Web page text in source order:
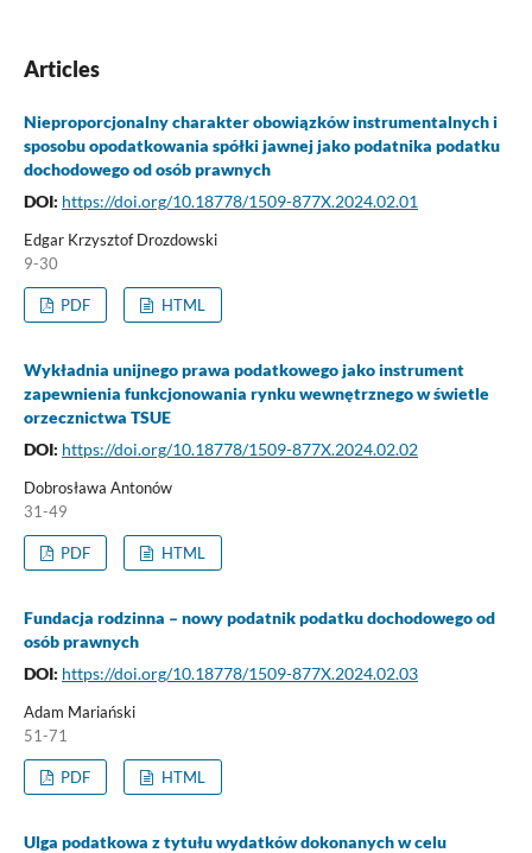
Articles
Nieproporcjonalny charakter obowiązków instrumentalnych i
sposobu opodatkowania spółki jawnej jako podatnika podatku
dochodowego od osób prawnych
DOI: https://doi.org/10.18778/1509-877X.2024.02.01
Edgar Krzysztof Drozdowski
9-30
PDF HTML
Wykładnia unijnego prawa podatkowego jako instrument
zapewnienia funkcjonowania rynku wewnętrznego w świetle
orzecznictwa TSUE
DOI: https://doi.org/10.18778/1509-877X.2024.02.02
Dobrosława Antonów
31-49
PDF HTML
Fundacja rodzinna – nowy podatnik podatku dochodowego od
osób prawnych
DOI: https://doi.org/10.18778/1509-877X.2024.02.03
Adam Mariański
51-71
PDF HTML
Ulga podatkowa z tytułu wydatków dokonanych w celu